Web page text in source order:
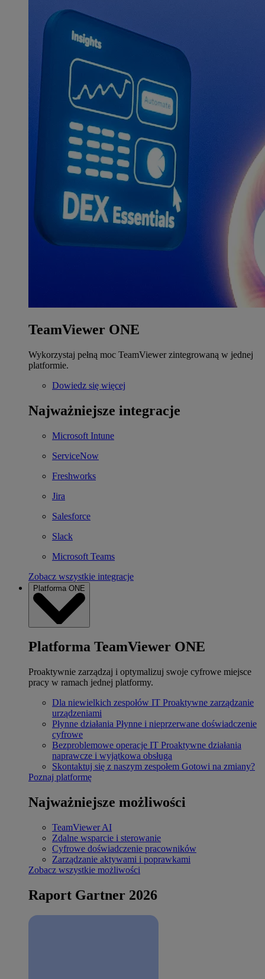
TeamViewer ONE
Wykorzystaj pełną moc TeamViewer zintegrowaną w jednej
platformie.
Dowiedz się więcej
Najważniejsze integracje
Microsoft Intune
ServiceNow
Freshworks
Jira
Salesforce
Slack
Microsoft Teams
Zobacz wszystkie integracje
Platforma ONE
Platforma TeamViewer ONE
Proaktywnie zarządzaj i optymalizuj swoje cyfrowe miejsce
pracy w ramach jednej platformy.
Dla niewielkich zespołów IT Proaktywne zarządzanie
urządzeniami
Płynne działania Płynne i nieprzerwane doświadczenie
cyfrowe
Bezproblemowe operacje IT Proaktywne działania
naprawcze i wyjątkowa obsługa
Skontaktuj się z naszym zespołem Gotowi na zmiany?
Poznaj platformę
Najważniejsze możliwości
TeamViewer AI
Zdalne wsparcie i sterowanie
Cyfrowe doświadczenie pracowników
Zarządzanie aktywami i poprawkami
Zobacz wszystkie możliwości
Raport Gartner 2026